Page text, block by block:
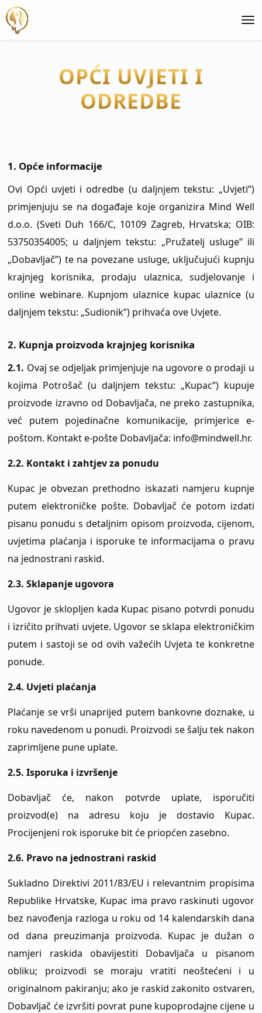
OPĆI UVJETI I
ODREDBE
1. Opće informacije
Ovi Opći uvjeti i odredbe (u daljnjem tekstu: „Uvjeti”)
primjenjuju se na događaje koje organizira Mind Well
d.o.o. (Sveti Duh 166/C, 10109 Zagreb, Hrvatska; OIB:
53750354005; u daljnjem tekstu: „Pružatelj usluge” ili
„Dobavljač”) te na povezane usluge, uključujući kupnju
krajnjeg korisnika, prodaju ulaznica, sudjelovanje i
online webinare. Kupnjom ulaznice kupac ulaznice (u
daljnjem tekstu: „Sudionik”) prihvaća ove Uvjete.
2. Kupnja proizvoda krajnjeg korisnika
2.1. Ovaj se odjeljak primjenjuje na ugovore o prodaji u
kojima Potrošač (u daljnjem tekstu: „Kupac”) kupuje
proizvode izravno od Dobavljača, ne preko zastupnika,
već putem pojedinačne komunikacije, primjerice e-
poštom. Kontakt e-pošte Dobavljača: info@mindwell.hr.
2.2. Kontakt i zahtjev za ponudu
Kupac je obvezan prethodno iskazati namjeru kupnje
putem elektroničke pošte. Dobavljač će potom izdati
pisanu ponudu s detaljnim opisom proizvoda, cijenom,
uvjetima plaćanja i isporuke te informacijama o pravu
na jednostrani raskid.
2.3. Sklapanje ugovora
Ugovor je sklopljen kada Kupac pisano potvrdi ponudu
i izričito prihvati uvjete. Ugovor se sklapa elektroničkim
putem i sastoji se od ovih važećih Uvjeta te konkretne
ponude.
2.4. Uvjeti plaćanja
Plaćanje se vrši unaprijed putem bankovne doznake, u
roku navedenom u ponudi. Proizvodi se šalju tek nakon
zaprimljene pune uplate.
2.5. Isporuka i izvršenje
Dobavljač će, nakon potvrde uplate, isporučiti
proizvod(e) na adresu koju je dostavio Kupac.
Procijenjeni rok isporuke bit će priopćen zasebno.
2.6. Pravo na jednostrani raskid
Sukladno Direktivi 2011/83/EU i relevantnim propisima
Republike Hrvatske, Kupac ima pravo raskinuti ugovor
bez navođenja razloga u roku od 14 kalendarskih dana
od dana preuzimanja proizvoda. Kupac je dužan o
namjeri raskida obavijestiti Dobavljača u pisanom
obliku; proizvodi se moraju vratiti neoštećeni i u
originalnom pakiranju; ako je raskid zakonito ostvaren,
Dobavljač će izvršiti povrat pune kupoprodajne cijene u